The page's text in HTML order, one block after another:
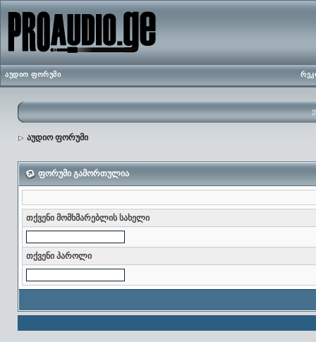
აუდიო ფორუმი
აუდიო ფორუმი
ფორუმი გამორთულია
თქვენი მომხმარებლის სახელი
თქვენი პაროლი